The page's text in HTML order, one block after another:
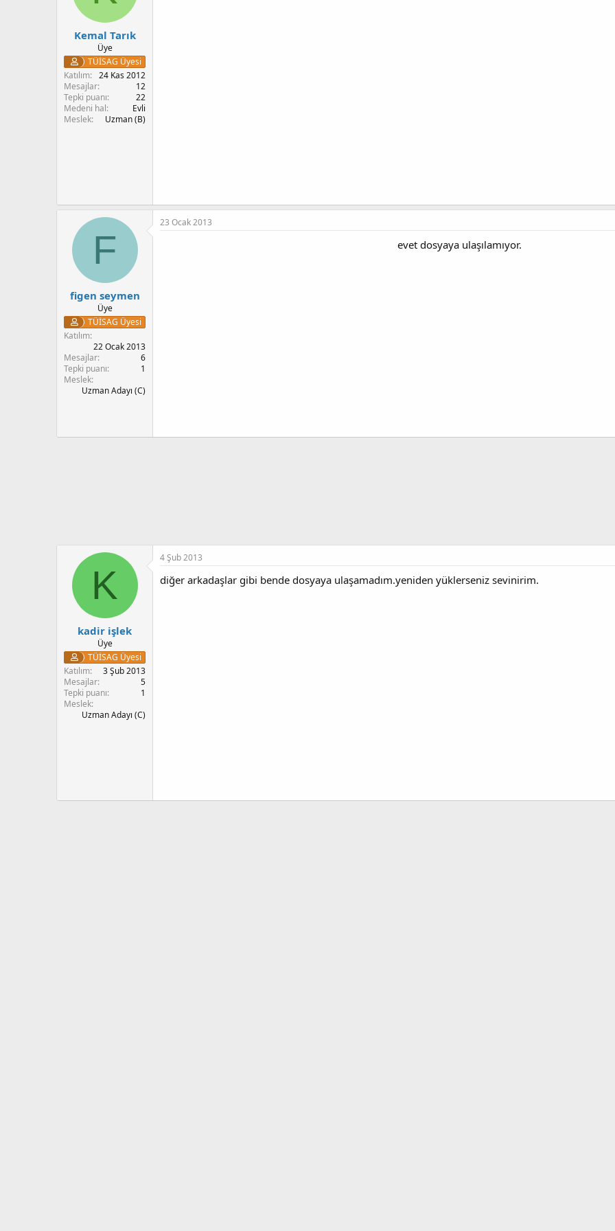
Kemal Tarık
Üye
TÜİSAG Üyesi
Katılım
24 Kas 2012
Mesajlar
12
Tepki puanı
22
Medeni hal
Evli
Meslek
Uzman (B)
F
figen seymen
Üye
TÜİSAG Üyesi
Katılım
22 Ocak 2013
Mesajlar
6
Tepki puanı
1
Meslek
Uzman Adayı (C)
23 Ocak 2013
evet dosyaya ulaşılamıyor.
K
kadir işlek
Üye
TÜİSAG Üyesi
Katılım
3 Şub 2013
Mesajlar
5
Tepki puanı
1
Meslek
Uzman Adayı (C)
4 Şub 2013
diğer arkadaşlar gibi bende dosyaya ulaşamadım.yeniden yüklerseniz sevinirim.